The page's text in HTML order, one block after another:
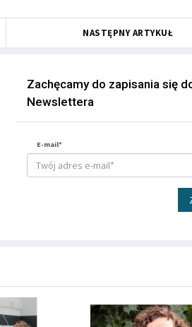
NASTĘPNY ARTYKUŁ
Zachęcamy do zapisania się
Newslettera
E-mail*